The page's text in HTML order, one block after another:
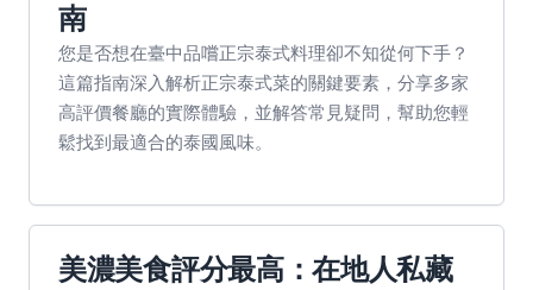
南
您是否想在臺中品嚐正宗泰式料理卻不知從何下手？
這篇指南深入解析正宗泰式菜的關鍵要素，分享多家
高評價餐廳的實際體驗，並解答常見疑問，幫助您輕
鬆找到最適合的泰國風味。
美濃美食評分最高：在地人私藏